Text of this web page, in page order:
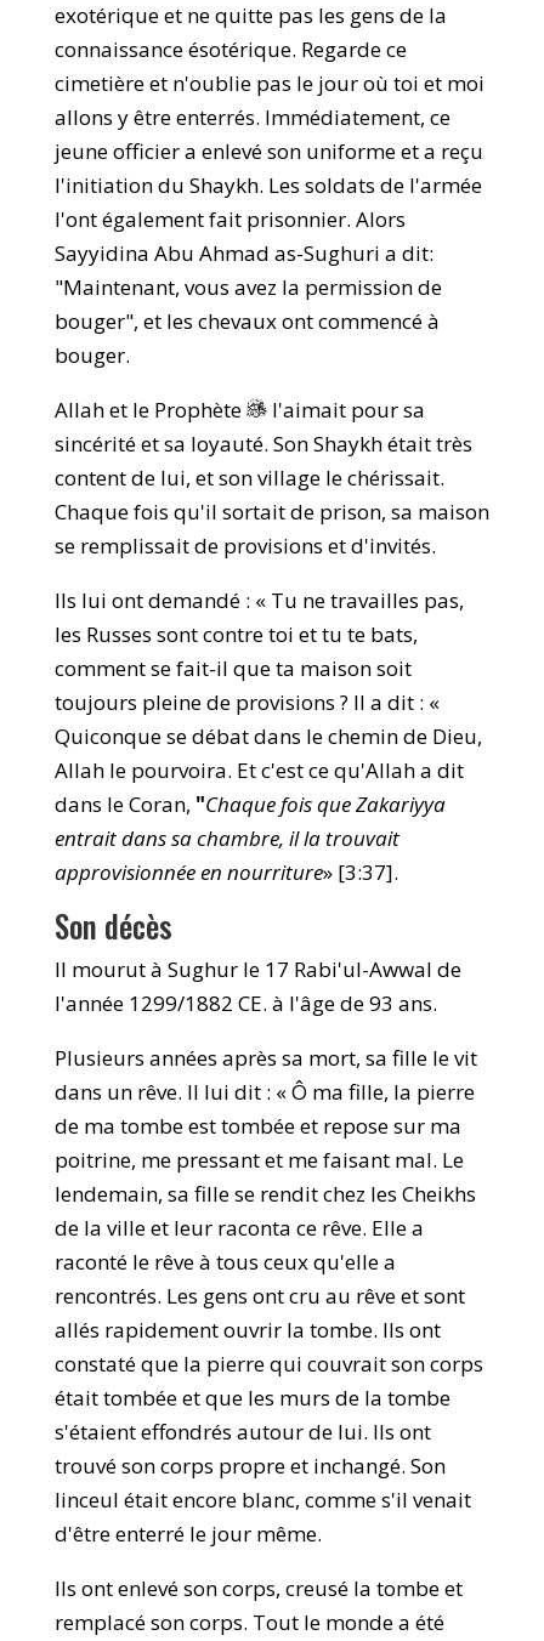
exotérique et ne quitte pas les gens de la
connaissance ésotérique. Regarde ce
cimetière et n'oublie pas le jour où toi et moi
allons y être enterrés. Immédiatement, ce
jeune officier a enlevé son uniforme et a reçu
l'initiation du Shaykh. Les soldats de l'armée
l'ont également fait prisonnier. Alors
Sayyidina Abu Ahmad as-Sughuri a dit:
"Maintenant, vous avez la permission de
bouger", et les chevaux ont commencé à
bouger.
Allah et le Prophète
l'aimait pour sa
sincérité et sa loyauté. Son Shaykh était très
content de lui, et son village le chérissait.
Chaque fois qu'il sortait de prison, sa maison
se remplissait de provisions et d'invités.
Ils lui ont demandé : « Tu ne travailles pas,
les Russes sont contre toi et tu te bats,
comment se fait-il que ta maison soit
toujours pleine de provisions ? Il a dit : «
Quiconque se débat dans le chemin de Dieu,
Allah le pourvoira. Et c'est ce qu'Allah a dit
dans le Coran, "Chaque fois que Zakariyya
entrait dans sa chambre, il la trouvait
approvisionnée en nourriture» [3:37].
Son décès
Il mourut à Sughur le 17 Rabi'ul-Awwal de
l'année 1299/1882 CE. à l'âge de 93 ans.
Plusieurs années après sa mort, sa fille le vit
dans un rêve. Il lui dit : « Ô ma fille, la pierre
de ma tombe est tombée et repose sur ma
poitrine, me pressant et me faisant mal. Le
lendemain, sa fille se rendit chez les Cheikhs
de la ville et leur raconta ce rêve. Elle a
raconté le rêve à tous ceux qu'elle a
rencontrés. Les gens ont cru au rêve et sont
allés rapidement ouvrir la tombe. Ils ont
constaté que la pierre qui couvrait son corps
était tombée et que les murs de la tombe
s'étaient effondrés autour de lui. Ils ont
trouvé son corps propre et inchangé. Son
linceul était encore blanc, comme s'il venait
d'être enterré le jour même.
Ils ont enlevé son corps, creusé la tombe et
remplacé son corps. Tout le monde a été